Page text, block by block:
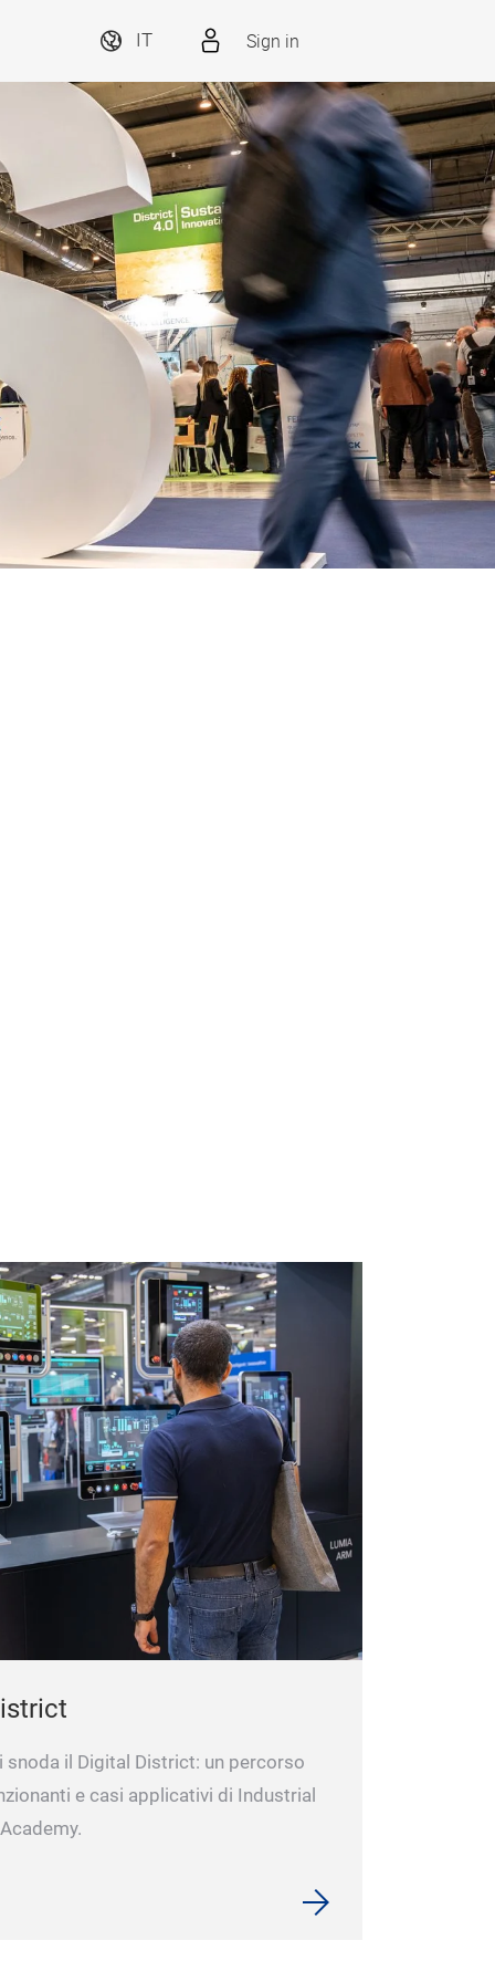
IT Sign in
snoda il Digital District: un percorso
e casi applicativi di Industrial